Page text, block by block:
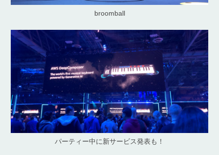
broomball
パーティー中に新サービス発表も！